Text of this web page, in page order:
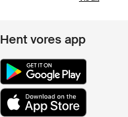
Hent vores app